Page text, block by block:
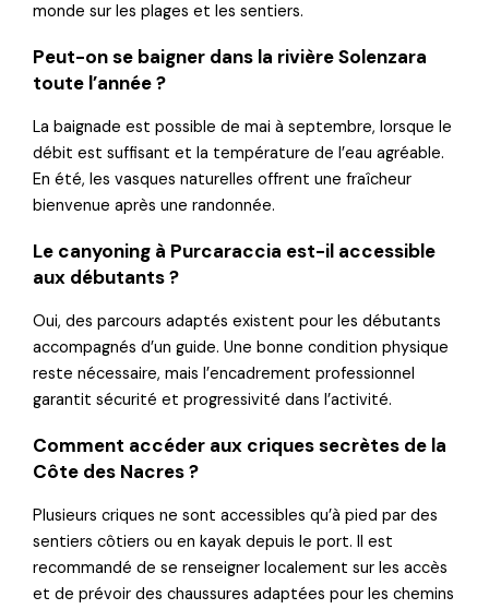
monde sur les plages et les sentiers.
Peut-on se baigner dans la rivière Solenzara
toute l’année ?
La baignade est possible de mai à septembre, lorsque le
débit est suffisant et la température de l’eau agréable.
En été, les vasques naturelles offrent une fraîcheur
bienvenue après une randonnée.
Le canyoning à Purcaraccia est-il accessible
aux débutants ?
Oui, des parcours adaptés existent pour les débutants
accompagnés d’un guide. Une bonne condition physique
reste nécessaire, mais l’encadrement professionnel
garantit sécurité et progressivité dans l’activité.
Comment accéder aux criques secrètes de la
Côte des Nacres ?
Plusieurs criques ne sont accessibles qu’à pied par des
sentiers côtiers ou en kayak depuis le port. Il est
recommandé de se renseigner localement sur les accès
et de prévoir des chaussures adaptées pour les chemins